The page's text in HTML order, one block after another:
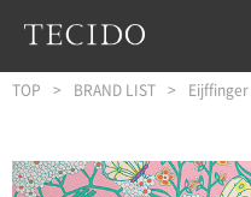
フッターへジャンプ
TOP BRAND LIST Eijffinger